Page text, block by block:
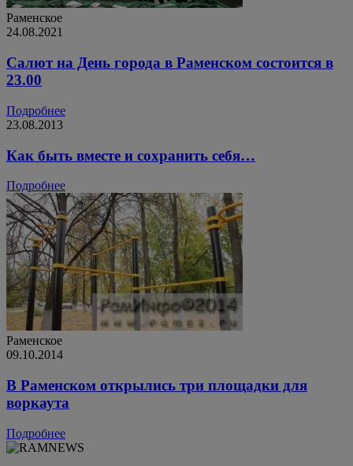
Раменское
24.08.2021
Салют на День города в Раменском состоится в
23.00
Подробнее
23.08.2013
Как быть вместе и сохранить себя…
Подробнее
Раменское
09.10.2014
В Раменском открылись три площадки для
воркаута
Подробнее